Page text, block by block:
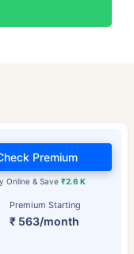
Premium Starting
₹ 563/month
Online & Save ₹2.6 K
Premium